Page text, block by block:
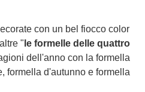
con un bel fiocco color
" le formelle delle quattro
dell'anno con la formella
formella d'autunno e formella